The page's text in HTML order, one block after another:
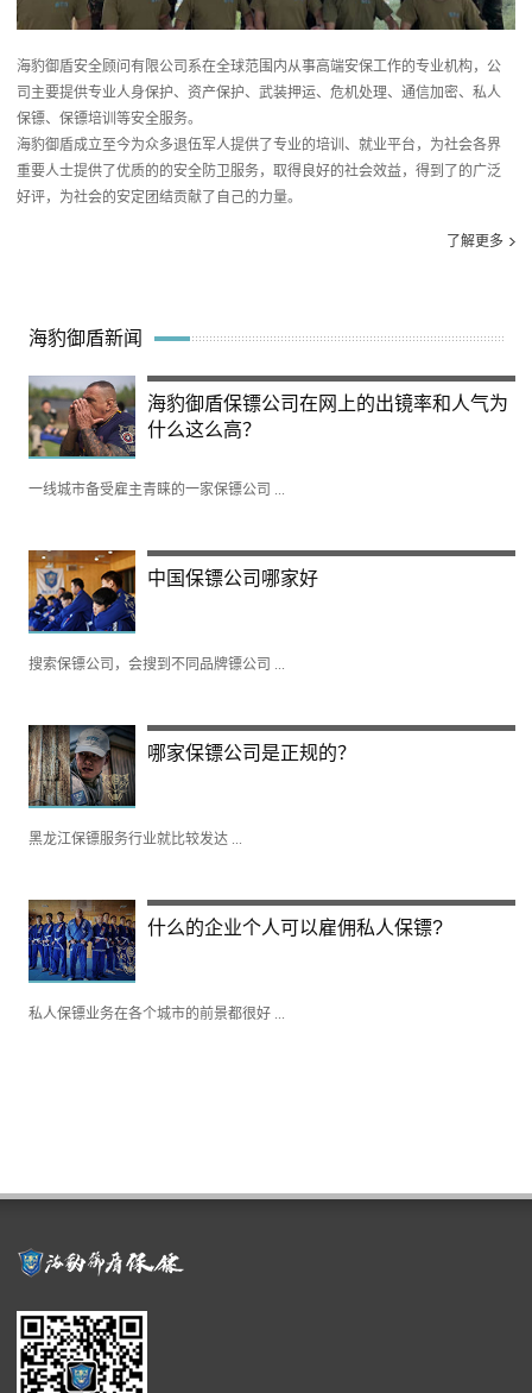
海豹御盾安全顾问有限公司系在全球范围内从事高端安保工作的专业机构，公
司主要提供专业人身保护、资产保护、武装押运、危机处理、通信加密、私人
保镖、保镖培训等安全服务。
海豹御盾成立至今为众多退伍军人提供了专业的培训、就业平台，为社会各界
重要人士提供了优质的的安全防卫服务，取得良好的社会效益，得到了的广泛
好评，为社会的安定团结贡献了自己的力量。
了解更多
海豹御盾新闻
海豹御盾保镖公司在网上的出镜率和人气为
什么这么高？
一线城市备受雇主青睐的一家保镖公司 ...
中国保镖公司哪家好
搜索保镖公司，会搜到不同品牌镖公司 ...
哪家保镖公司是正规的？
黑龙江保镖服务行业就比较发达 ...
什么的企业个人可以雇佣私人保镖?
私人保镖业务在各个城市的前景都很好 ...